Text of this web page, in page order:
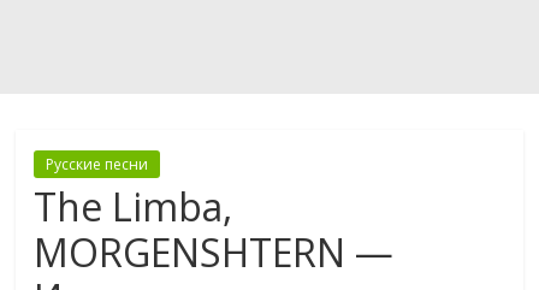
Русские песни
The Limba,
MORGENSHTERN —